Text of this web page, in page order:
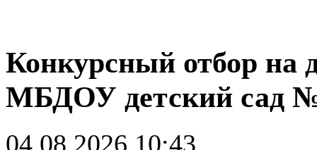
Конкурсный отбор на
МБДОУ детский сад
04.08.2026 10:43